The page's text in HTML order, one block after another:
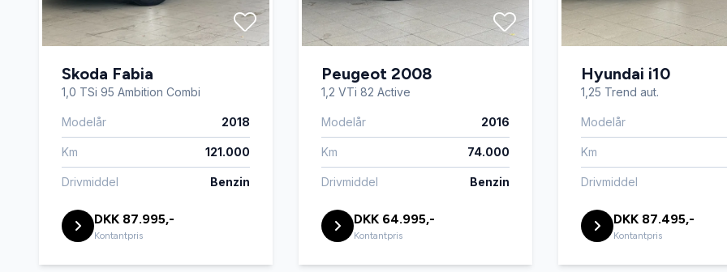
Skoda Fabia
1,0 TSi 95 Ambition Combi
Modelår 2018
Km 121.000
Drivmiddel Benzin
DKK 87.995,-
Kontantpris
Peugeot 2008
1,2 VTi 82 Active
Modelår 2016
Km 74.000
Drivmiddel Benzin
DKK 64.995,-
Kontantpris
Hyundai i10
1,25 Trend aut.
Modelår
Km
Drivmiddel
DKK 87.495,-
Kontantpris